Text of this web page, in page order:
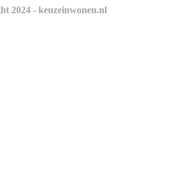
2024 - keuzeinwonen.nl